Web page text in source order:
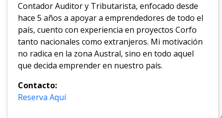
Contador Auditor y Tributarista, enfocado desde
hace 5 años a apoyar a emprendedores de todo el
país, cuento con experiencia en proyectos Corfo
tanto nacionales como extranjeros. Mi motivación
no radica en la zona Austral, sino en todo aquel
que decida emprender en nuestro país.
Contacto:
Reserva Aquí